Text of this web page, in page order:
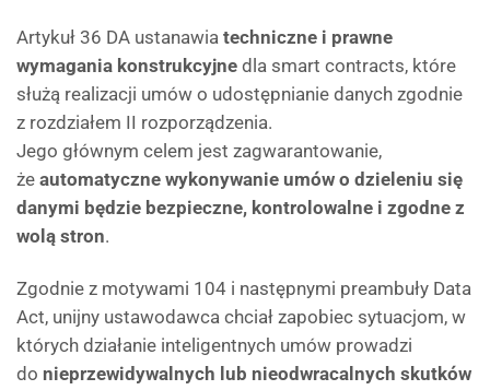
Artykuł 36 DA ustanawia techniczne i prawne
wymagania konstrukcyjne dla smart contracts, które
służą realizacji umów o udostępnianie danych zgodnie
z rozdziałem II rozporządzenia.
Jego głównym celem jest zagwarantowanie,
że automatyczne wykonywanie umów o dzieleniu się
danymi będzie bezpieczne, kontrolowalne i zgodne z
wolą stron.
Zgodnie z motywami 104 i następnymi preambuły Data
Act, unijny ustawodawca chciał zapobiec sytuacjom, w
których działanie inteligentnych umów prowadzi
do nieprzewidywalnych lub nieodwracalnych skutków